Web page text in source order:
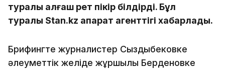
туралы алғаш рет пікір білдірді. Бұл
туралы Stan.kz ақпарат агенттігі хабарлады.
Брифингте журналистер Сыздықбековке
әлеуметтік желіде жұршылық Берденовке